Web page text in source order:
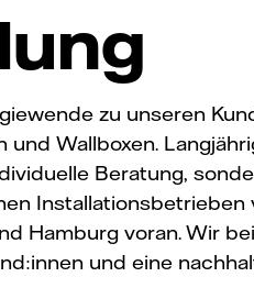
zu unseren
Wallboxen.
Beratung,
Hamburg voran. Wir
und eine